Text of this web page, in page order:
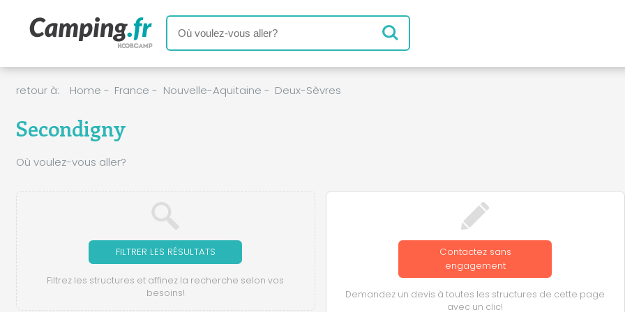
retour à: Home - France - Nouvelle-Aquitaine - Deux-Sèvres
Secondigny
Où voulez-vous aller?
FILTRER LES RÉSULTATS
Filtrez les structures et affinez la recherche selon vos
besoins!
Contactez sans
engagement
Demandez un devis à toutes les structures de cette page
avec un clic!